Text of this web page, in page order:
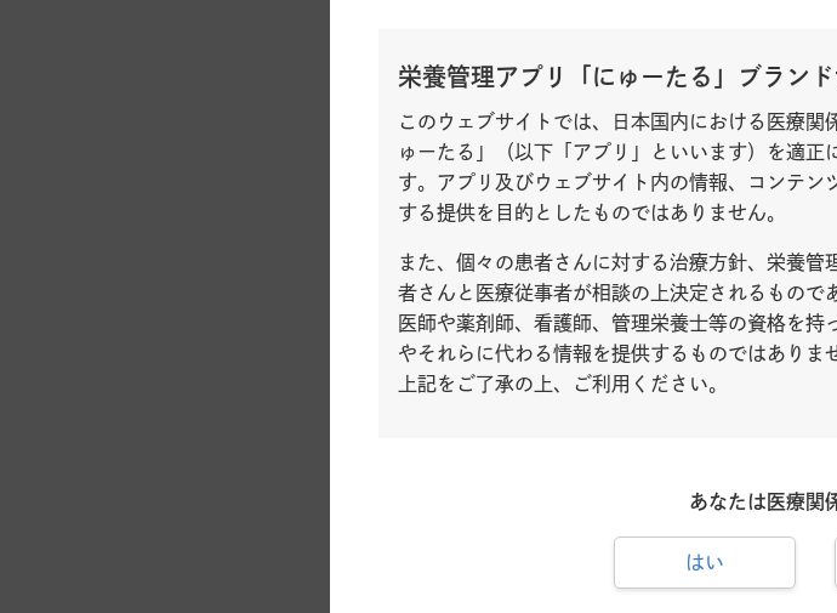
(5)利用者個人を特定できない形での情報加工およ
これには、当社の製品、サービス、営業または
び製品の利便性向上、製品等の適正使用に関す
のために当社または当社より開示を受けた第三
第2条（取得方法）
当社は、本アプリおよび本サービスの提供等にあた
経由で自動的に取得あるいは利用者自身の入力により
栄養管理アプリ「にゅーたる」ブラン
このウェブサイトでは、日本国内における医療
ゅーたる」（以下「アプリ」といいます）を適
す。アプリ及びウェブサイト内の情報、コンテ
する提供を目的としたものではありません。
また、個々の患者さんに対する治療方針、栄養
者さんと医療従事者が相談の上決定されるもので
医師や薬剤師、看護師、管理栄養士等の資格を
やそれらに代わる情報を提供するものではありま
上記をご了承の上、ご利用ください。
あなたは医療関
はい